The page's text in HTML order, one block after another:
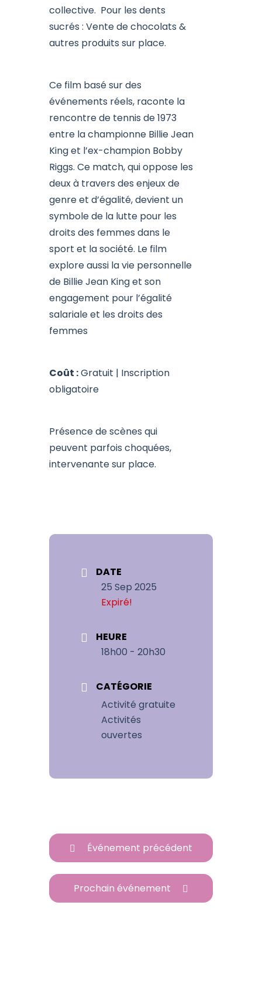
collective. Pour les dents
sucrés : Vente de chocolats &
autres produits sur place.
Ce film basé sur des
événements réels, raconte la
rencontre de tennis de 1973
entre la championne Billie Jean
King et l’ex-champion Bobby
Riggs. Ce match, qui oppose les
deux à travers des enjeux de
genre et d’égalité, devient un
symbole de la lutte pour les
droits des femmes dans le
sport et la société. Le film
explore aussi la vie personnelle
de Billie Jean King et son
engagement pour l’égalité
salariale et les droits des
femmes
Coût : Gratuit | Inscription
obligatoire
Présence de scènes qui
peuvent parfois choquées,
intervenante sur place.
DATE
25 Sep 2025
Expiré!
HEURE
18h00 - 20h30
CATÉGORIE
Activité gratuite
Activités
ouvertes
Événement précédent
Prochain événement